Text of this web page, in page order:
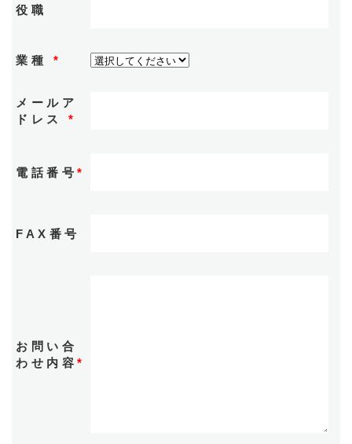
役職
業種 *
メールア
ドレス *
電話番号 *
FAX番号
お問い合
わせ内容 *